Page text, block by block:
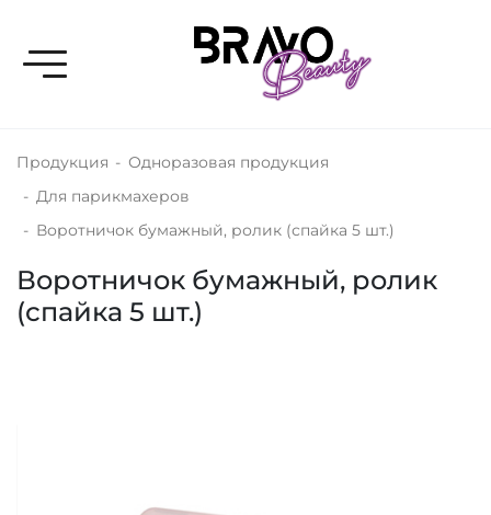
Toggle navigation
Продукция - Одноразовая продукция
- Для парикмахеров
- Воротничок бумажный, ролик (спайка 5 шт.)
Воротничок бумажный, ролик
(спайка 5 шт.)